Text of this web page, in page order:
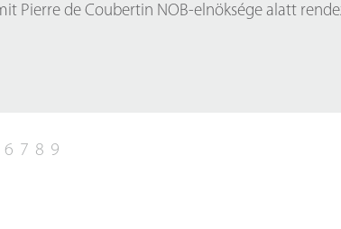
Pierre de Coubertin NOB-elnöksége alatt
6 7 8 9